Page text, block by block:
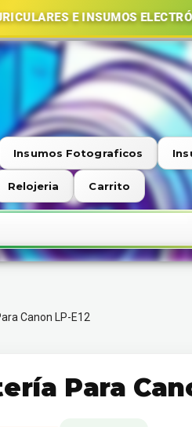
ELECTRÓNICOS |
Insumos Fotograficos
Relojeria Carrito
Canon LP-E12
Para